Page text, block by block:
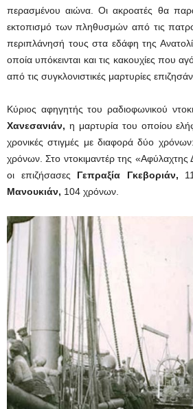
περασμένου αιώνα. Οι ακροατές θα
εκτοπισμό των πληθυσμών από τις
περιπλάνησή τους στα εδάφη της
οποία υπόκεινται και τις κακουχίες που
από τις συγκλονιστικές μαρτυρίες
Κύριος αφηγητής του ραδιοφωνικού
Χανεσανιάν, η μαρτυρία του οποίου
χρονικές στιγμές με διαφορά δύο
χρόνων. Στο ντοκιμαντέρ της «Αφύλαχτης
οι επιζήσασες Γεπραξία Γκεβοριάν,
Μανουκιάν, 104 χρόνων.